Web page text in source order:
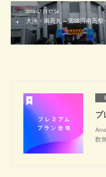
2018.07.11 12:54
大漁・南高丸～第68回南高祭
プ
数